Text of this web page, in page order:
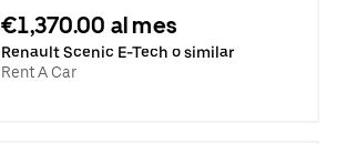
€1,370.00 al mes
Renault Scenic E-Tech o similar
Rent A Car